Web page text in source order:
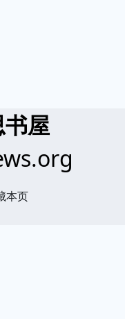
屋
本页